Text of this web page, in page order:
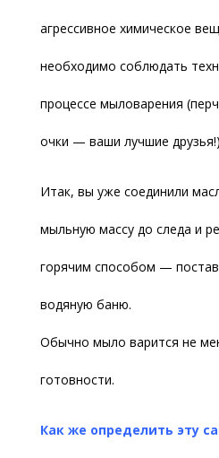
агрессивное химическое
необходимо соблюдать
процессе мыловарения
очки — ваши лучшие
Итак, вы уже соединили
мыльную массу до следа и
горячим способом —
водяную баню.
Обычно мыло варится не
готовности.
Как же определить эту